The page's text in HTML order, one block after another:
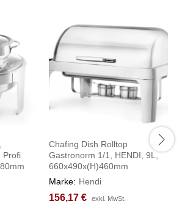
Profi
Chafing Dish Rolltop
Gastronorm 1/1, HENDI, 9L,
660x490x(H)460mm
Marke: Hendi
156,17 € exkl. MwSt.